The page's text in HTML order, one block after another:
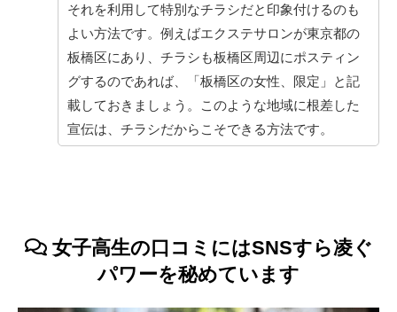
それを利用して特別なチラシだと印象付けるのも
よい方法です。例えばエクステサロンが東京都の
板橋区にあり、チラシも板橋区周辺にポスティン
グするのであれば、「板橋区の女性、限定」と記
載しておきましょう。このような地域に根差した
宣伝は、チラシだからこそできる方法です。
女子高生の口コミにはSNSすら凌ぐ
パワーを秘めています